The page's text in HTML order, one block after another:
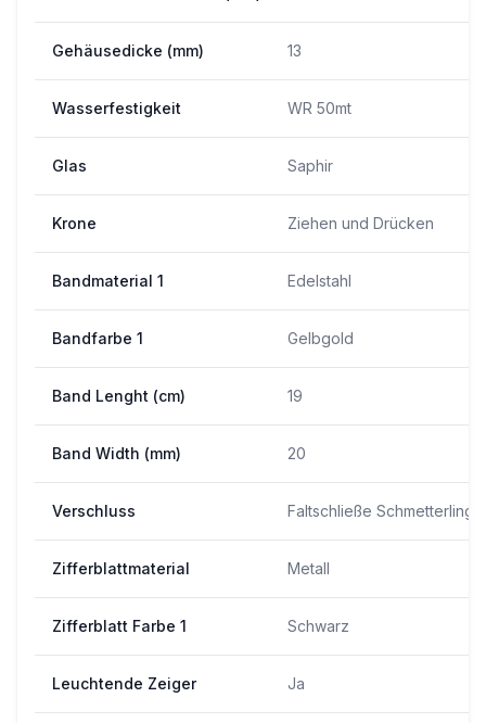
Gehäusedicke (mm) 13
Wasserfestigkeit WR 50mt
Glas Saphir
Krone Ziehen und Drücken
Bandmaterial 1 Edelstahl
Bandfarbe 1 Gelbgold
Band Lenght (cm) 19
Band Width (mm) 20
Verschluss Faltschließe Schmetterling
Zifferblattmaterial Metall
Zifferblatt Farbe 1 Schwarz
Leuchtende Zeiger Ja